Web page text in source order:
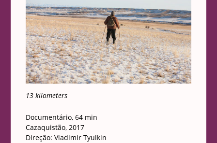
13 kilometers
Documentário, 64 min
Cazaquistão, 2017
Direção: Vladimir Tyulkin